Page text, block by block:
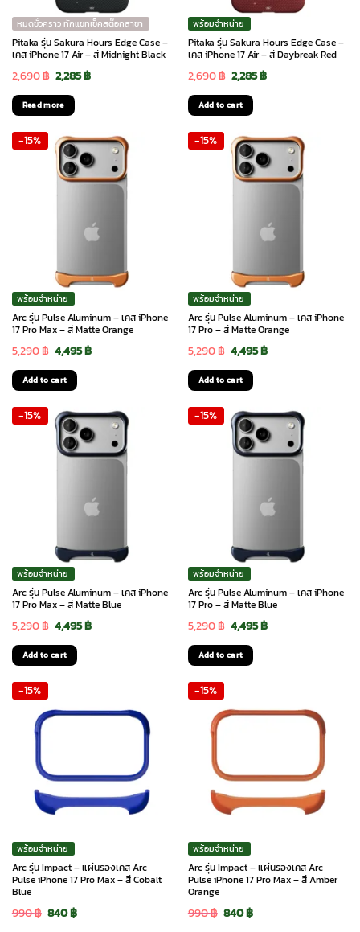
หมดชั่วคราว ทักแชทเช็คสต๊อกสาขา
Pitaka รุ่น Sakura Hours Edge Case –
เคส iPhone 17 Air – สี Midnight Black
2,690฿ Original
price
was:
2,690 ฿.
2,285฿Current
2,285 ฿.
Read more
พร้อมจำหน่าย
Pitaka รุ่น Sakura Hours Edge Case –
เคส iPhone 17 Air – สี Daybreak Red
2,690฿ Original
price
was:
2,690 ฿.
2,285฿Current
2,285 ฿.
Add to cart
-15%
พร้อมจำหน่าย
Arc รุ่น Pulse Aluminum – เคส iPhone
17 Pro Max – สี Matte Orange
5,290฿ Original
price
was:
5,290 ฿.
4,495฿Current
4,495 ฿.
Add to cart
-15%
พร้อมจำหน่าย
Arc รุ่น Pulse Aluminum – เคส iPhone
17 Pro – สี Matte Orange
5,290฿ Original
price
was:
5,290 ฿.
4,495฿Current
4,495 ฿.
Add to cart
-15%
พร้อมจำหน่าย
Arc รุ่น Pulse Aluminum – เคส iPhone
17 Pro Max – สี Matte Blue
5,290฿ Original
price
was:
4,495฿Current
Add to cart
-15%
พร้อมจำหน่าย
Arc รุ่น Pulse Aluminum – เคส iPhone
17 Pro – สี Matte Blue
5,290฿ Original
price
was:
4,495฿Current
Add to cart
-15%
พร้อมจำหน่าย
Arc รุ่น Impact – แผ่นรองเคส Arc
Pulse iPhone 17 Pro Max – สี Cobalt
Blue
990฿ Original
840฿Current
-15%
พร้อมจำหน่าย
Arc รุ่น Impact – แผ่นรองเคส Arc
Pulse iPhone 17 Pro Max – สี Amber
Orange
990฿ Original
840฿Current